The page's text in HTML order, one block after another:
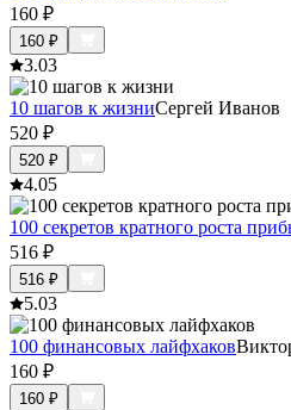
160 ₽
160 ₽
3.03
10 шагов к жизниСергей Иванов
520 ₽
520 ₽
4.05
100 секретов кратного роста
516 ₽
516 ₽
5.03
100 финансовых лайфхаков
160 ₽
160 ₽